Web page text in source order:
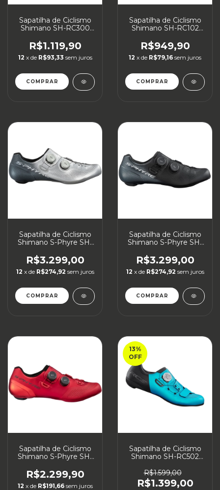
Sapatilha de Ciclismo
Shimano SH-RC300
R$1.119,90
12 x de R$93,33 sem juros
COMPRAR
Sapatilha de Ciclismo
Shimano SH-RC102
R$949,90
12 x de R$79,16 sem juros
COMPRAR
Sapatilha de Ciclismo
Shimano S-Phyre SH-
Large
R$3.299,00
12 x de R$274,92 sem juros
COMPRAR
Sapatilha de Ciclismo
Shimano S-Phyre SH-
R$3.299,00
12 x de R$274,92 sem juros
COMPRAR
Sapatilha de Ciclismo
Shimano S-Phyre SH-
R$2.299,90
12 x de R$191,66 sem juros
13%
OFF
Sapatilha de Ciclismo
Shimano SH-RC502
Feminino
R$1.599,00
R$1.399,00